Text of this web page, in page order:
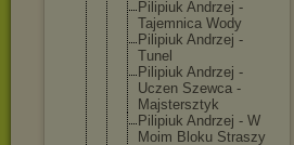
Pilipiuk Andrzej -
Tajemnica Wody
Pilipiuk Andrzej -
Tunel
Pilipiuk Andrzej -
Uczen Szewca -
Majstersztyk
Pilipiuk Andrzej - W
Moim Bloku Straszy